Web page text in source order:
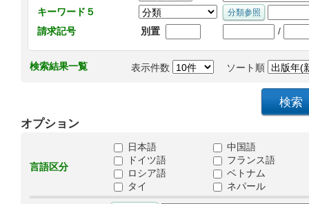
キーワード５
請求記号
別置 /
検索結果一覧 表示件数 ソート順
オプション
言語区分
日本語
中国語
ドイツ語
フランス語
ロシア語
ベトナム
タイ
ネパール